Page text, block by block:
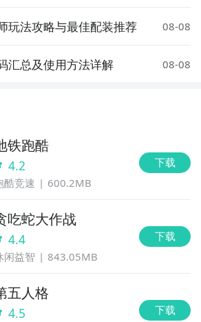
玩法攻略与最佳配装推荐 08-08
汇总及使用方法详解 08-08
铁跑酷
4.2
酷竞速 600.2MB
下载
吃蛇大作战
4.4
闲益智 843.05MB
下载
五人格
4.5 下载